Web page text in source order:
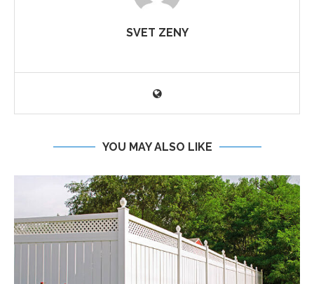
SVET ZENY
YOU MAY ALSO LIKE